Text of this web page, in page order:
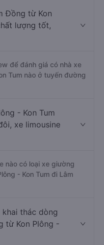
Đồng từ Kon
lượng tốt,
để đánh giá có nhà xe
Tum nào ở tuyến đường
- Kon Tum
xe limousine
nào có loại xe giường
- Kon Tum đi Lâm
khai thác dòng
từ Kon Plông -